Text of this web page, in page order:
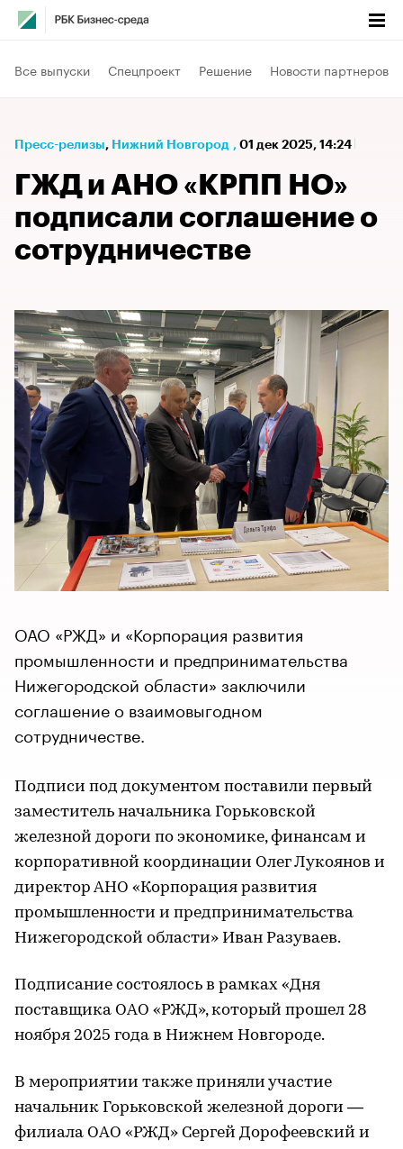
Все выпуски Спецпроект Решение Новости партнеров
Пресс-релизы⁠, Нижний Новгород , 01 дек 2025, 14:24
ГЖД и АНО «КРПП НО»
подписали соглашение о
сотрудничестве
ОАО «РЖД» и «Корпорация развития
промышленности и предпринимательства
Нижегородской области» заключили
соглашение о взаимовыгодном
сотрудничестве.
Подписи под документом поставили первый
заместитель начальника Горьковской
железной дороги по экономике, финансам и
корпоративной координации Олег Лукоянов и
директор АНО «Корпорация развития
промышленности и предпринимательства
Нижегородской области» Иван Разуваев.
Подписание состоялось в рамках «Дня
поставщика ОАО «РЖД», который прошел 28
ноября 2025 года в Нижнем Новгороде.
В мероприятии также приняли участие
начальник Горьковской железной дороги —
филиала ОАО «РЖД» Сергей Дорофеевский и